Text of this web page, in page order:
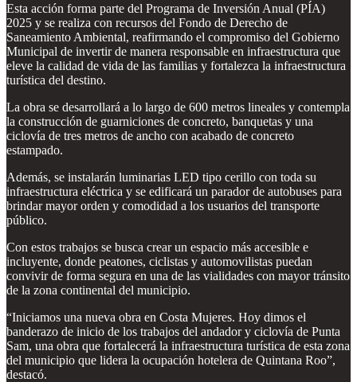
Esta acción forma parte del Programa de Inversión Anual (PÍA)
2025 y se realiza con recursos del Fondo de Derecho de
Saneamiento Ambiental, reafirmando el compromiso del Gobierno
Municipal de invertir de manera responsable en infraestructura que
eleve la calidad de vida de las familias y fortalezca la infraestructura
turística del destino.
La obra se desarrollará a lo largo de 600 metros lineales y contempla
la construcción de guarniciones de concreto, banquetas y una
ciclovía de tres metros de ancho con acabado de concreto
estampado.
Además, se instalarán luminarias LED tipo cerillo con toda su
infraestructura eléctrica y se edificará un parador de autobuses para
brindar mayor orden y comodidad a los usuarios del transporte
público.
Con estos trabajos se busca crear un espacio más accesible e
incluyente, donde peatones, ciclistas y automovilistas puedan
convivir de forma segura en una de las vialidades con mayor tránsito
de la zona continental del municipio.
“Iniciamos una nueva obra en Costa Mujeres. Hoy dimos el
banderazo de inicio de los trabajos del andador y ciclovía de Punta
Sam, una obra que fortalecerá la infraestructura turística de esta zona
del municipio que lidera la ocupación hotelera de Quintana Roo”,
destacó.